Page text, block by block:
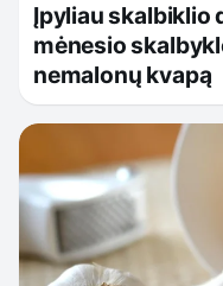
Įpyliau skalbiklio
mėnesio
nemalonų kvapą